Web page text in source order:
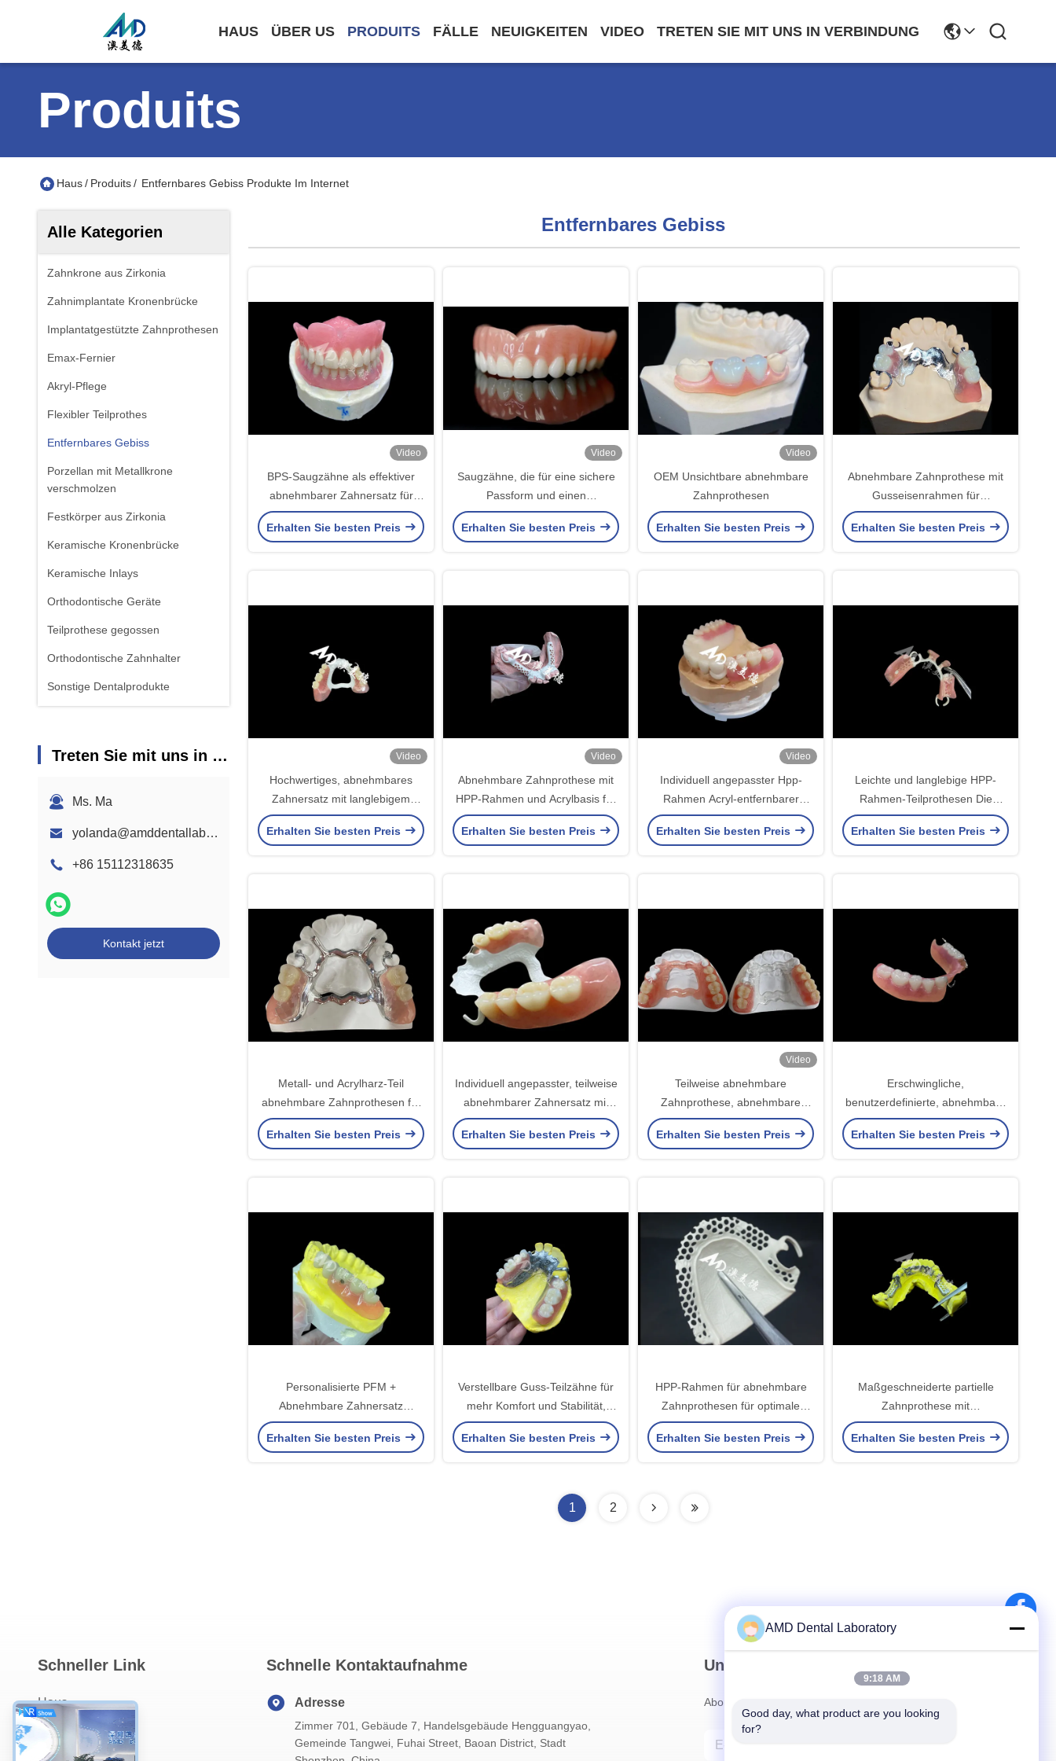
HAUS ÜBER US PRODUITS FÄLLE NEUIGKEITEN VIDEO TRETEN SIE MIT UNS IN VERBINDUNG
Produits
Haus/ Produits/ Entfernbares Gebiss Produkte Im Internet
Alle Kategorien
Zahnkrone aus Zirkonia
Zahnimplantate Kronenbrücke
Implantatgestützte Zahnprothesen
Emax-Fernier
Akryl-Pflege
Flexibler Teilprothes
Entfernbares Gebiss
Porzellan mit Metallkrone
verschmolzen
Festkörper aus Zirkonia
Keramische Kronenbrücke
Keramische Inlays
Orthodontische Geräte
Teilprothese gegossen
Orthodontische Zahnhalter
Sonstige Dentalprodukte
Treten Sie mit uns in Verbindung
Ms. Ma
yolanda@amddentallab.com
+86 15112318635
Kontakt jetzt
Entfernbares Gebiss
Video
BPS-Saugzähne als effektiver
abnehmbarer Zahnersatz für
mehr Komfort
Erhalten Sie besten Preis
Video
Saugzähne, die für eine sichere
Passform und einen
verbesserten Komfort konzipiert
wurden, bieten eine ideale
Erhalten Sie besten Preis
Video
OEM Unsichtbare abnehmbare
Zahnprothesen
Erhalten Sie besten Preis
Abnehmbare Zahnprothese mit
Gusseisenrahmen für
überlegene Festigkeit und
Stabilität mit lang anhaltendem
Erhalten Sie besten Preis
Video
Hochwertiges, abnehmbares
Zahnersatz mit langlebigem
HPP-Rahmen und einer
komfortablen Acrylbasis für eine
Erhalten Sie besten Preis
Video
Abnehmbare Zahnprothese mit
HPP-Rahmen und Acrylbasis für
höhere Haltbarkeit und Komfort
Erhalten Sie besten Preis
Video
Individuell angepasster Hpp-
Rahmen Acryl-entfernbarer
Teilprothese für fehlende Zähne
Erhalten Sie besten Preis
Leichte und langlebige HPP-
Rahmen-Teilprothesen Die
perfekte Mischung aus Stärke
und Komfort
Erhalten Sie besten Preis
Metall- und Acrylharz-Teil
abnehmbare Zahnprothesen für
eine sichere Passform und ein
natürliches Aussehen
Erhalten Sie besten Preis
Individuell angepasster, teilweise
abnehmbarer Zahnersatz mit
Hochleistungs-Polymer-Rahmen
(HPP) für überlegenen Komfort
Erhalten Sie besten Preis
Video
Teilweise abnehmbare
Zahnprothese, abnehmbare
Zahnprothese zum Kauen und
Sprechen
Erhalten Sie besten Preis
Erschwingliche,
benutzerdefinierte, abnehmbare
Zahnprothese
Erhalten Sie besten Preis
Personalisierte PFM +
Abnehmbare Zahnersatz
Kombination Die ultimative
Lösung für Komfort und Ästhetik
Erhalten Sie besten Preis
Verstellbare Guss-Teilzähne für
mehr Komfort und Stabilität,
perfekt zum Kauen und
Sprechen
Erhalten Sie besten Preis
HPP-Rahmen für abnehmbare
Zahnprothesen für optimale
Funktionskomfort und Ästhetik
Erhalten Sie besten Preis
Maßgeschneiderte partielle
Zahnprothese mit
personalisierter Ästhetik und
sicherer Passform für mehr
Erhalten Sie besten Preis
1 2
Schneller Link
Haus
ÜBER US
Produits
Schnelle Kontaktaufnahme
Adresse
Zimmer 701, Gebäude 7, Handelsgebäude Hengguangyao,
Gemeinde Tangwei, Fuhai Street, Baoan District, Stadt
Unser Newsletter
Abonnieren Sie unseren Newsletter für Rabatte und mehr.
AMD Dental Laboratory
9:18 AM
Good day, what product are you looking
for?